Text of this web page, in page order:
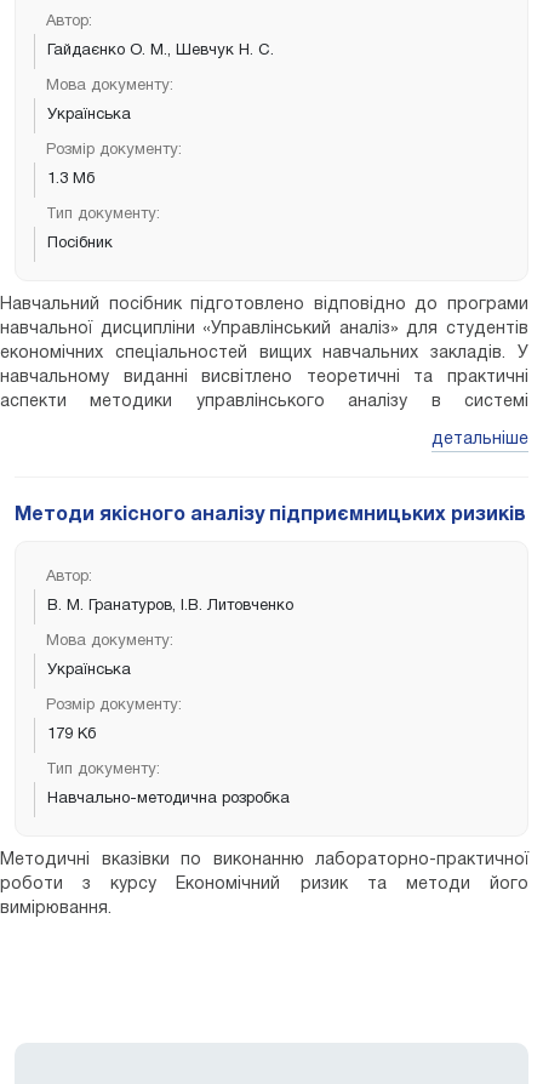
підприємств.
Автор:
Гайдаєнко О. М., Шевчук Н. С.
Мова документу:
Українська
Розмір документу:
1.3 Мб
Тип документу:
Посібник
Навчальний посібник підготовлено відповідно до програми
навчальної дисципліни «Управлінський аналіз» для студентів
економічних спеціальностей вищих навчальних закладів. У
навчальному виданні висвітлено теоретичні та практичні
аспекти методики управлінського аналізу в системі
розглядаються з ракурсів оперативного, поточного та
результати апробації міждисциплінарного тренінгу з
розробили для магістрантів спеціальності «Облік і аудит».
менеджменту.
детальніше
Методи якісного аналізу підприємницьких ризиків
Автор:
В. М. Гранатуров, І.В. Литовченко
Мова документу:
Українська
Розмір документу:
179 Кб
Тип документу:
Навчально-методична розробка
Методичні вказівки по виконанню лабораторно-практичної
роботи з курсу Економічний ризик та методи його
вимірювання.